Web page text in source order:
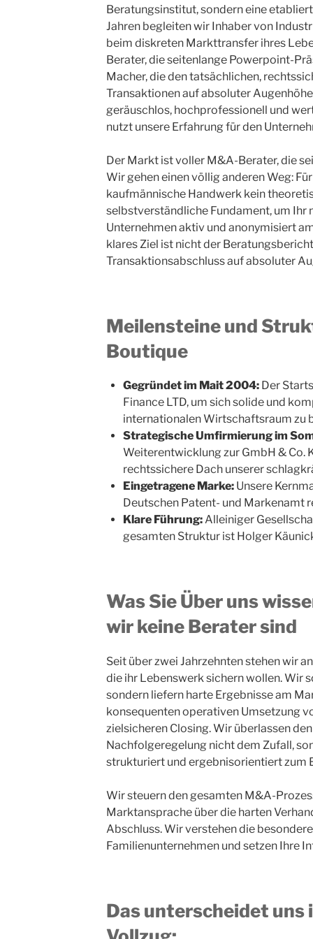
Beratungsinstitut, sondern eine
Jahren begleiten wir Inhaber von
beim diskreten Markttransfer ihres
Berater, die seitenlange Powerpoint-
Macher, die den tatsächlichen,
Transaktionen auf absoluter
geräuschlos, hochprofessionell und
nutzt unsere Erfahrung für den
Der Markt ist voller M&A-Berater, die
Wir gehen einen völlig anderen Weg:
kaufmännische Handwerk kein
selbstverständliche Fundament, um Ihr
Unternehmen aktiv und anonymisiert
klares Ziel ist nicht der
Transaktionsabschluss auf absoluter
Meilensteine und
Boutique
Gegründet im Mait 2004:Der
Finance LTD, um sich solide und
internationalen Wirtschaftsraum zu
Strategische Umfirmierung im
Weiterentwicklung zur GmbH & Co.
rechtssichere Dach unserer
Eingetragene Marke:Unsere
Deutschen Patent- und Markenamt
Klare Führung:Alleiniger
gesamten Struktur ist Holger
Was Sie Über uns
wir keine Berater sind
Seit über zwei Jahrzehnten stehen wir
die ihr Lebenswerk sichern wollen. Wir
sondern liefern harte Ergebnisse am
konsequenten operativen Umsetzung
zielsicheren Closing. Wir überlassen
Nachfolgeregelung nicht dem Zufall,
strukturiert und ergebnisorientiert zum
Wir steuern den gesamten M&A-
Marktansprache über die harten
Abschluss. Wir verstehen die
Familienunternehmen und setzen Ihre
Das unterscheidet uns